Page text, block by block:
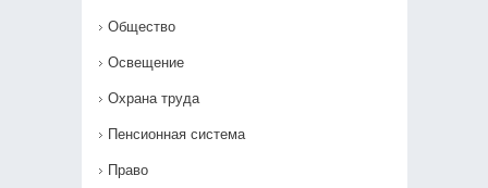
Общество
Освещение
Охрана труда
Пенсионная система
Право